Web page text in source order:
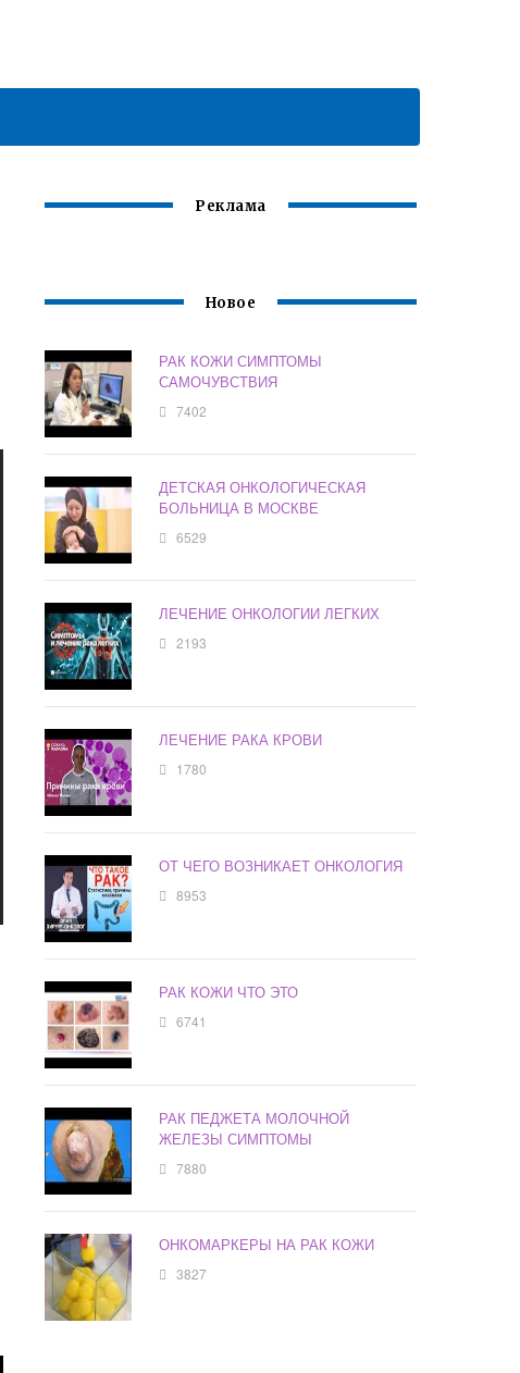
Реклама
Новое
РАК КОЖИ СИМПТОМЫ
САМОЧУВСТВИЯ
7402
ДЕТСКАЯ ОНКОЛОГИЧЕСКАЯ
БОЛЬНИЦА В МОСКВЕ
6529
ЛЕЧЕНИЕ ОНКОЛОГИИ ЛЕГКИХ
2193
ЛЕЧЕНИЕ РАКА КРОВИ
1780
ОТ ЧЕГО ВОЗНИКАЕТ ОНКОЛОГИЯ
8953
РАК КОЖИ ЧТО ЭТО
6741
РАК ПЕДЖЕТА МОЛОЧНОЙ
ЖЕЛЕЗЫ СИМПТОМЫ
7880
ОНКОМАРКЕРЫ НА РАК КОЖИ
3827